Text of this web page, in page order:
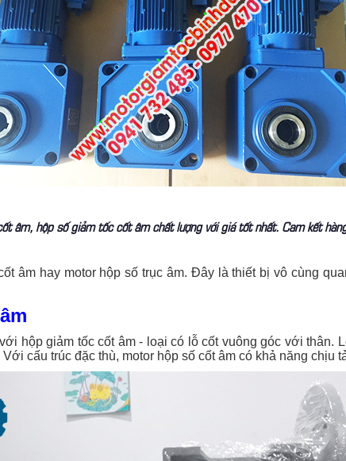
âm, hộp số giảm tốc cốt âm chất lượng với giá tốt nhất. Cam kết
âm hay motor hộp số trục âm. Đây là thiết bị vô cùng
hộp giảm tốc cốt âm - loại có lỗ cốt vuông góc với thân.
cấu trúc đặc thù, motor hộp số cốt âm có khả năng chịu